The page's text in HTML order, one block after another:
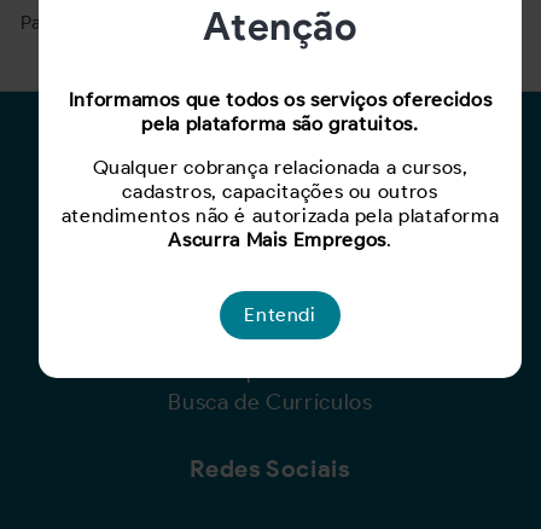
Para ver mais, acesse a páginaBuscar Oportunidades.
Busca de Oportunidades
Cadastro de Currículo
Capacite-se
Para Empresas
Busca de Currículos
Redes Sociais
Atenção
Informamos que todos os serviços oferecidos
pela plataforma são gratuitos.
Qualquer cobrança relacionada a cursos,
cadastros, capacitações ou outros
atendimentos não é autorizada pela plataforma
Ascurra Mais Empregos.
Entendi